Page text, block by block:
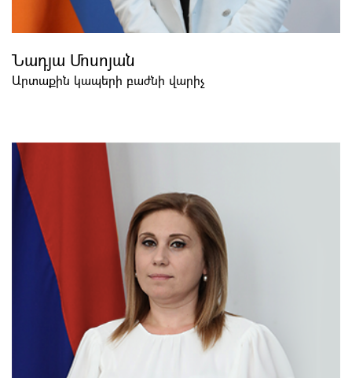
Նադյա Մոսոյան
Արտաքին կապերի բաժնի վարիչ